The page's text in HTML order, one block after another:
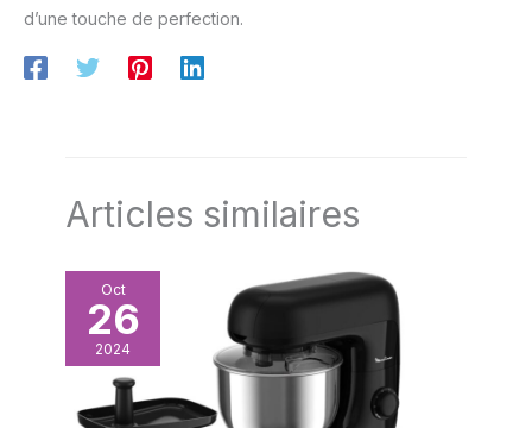
d’une touche de perfection.
Articles similaires
Oct
26
2024